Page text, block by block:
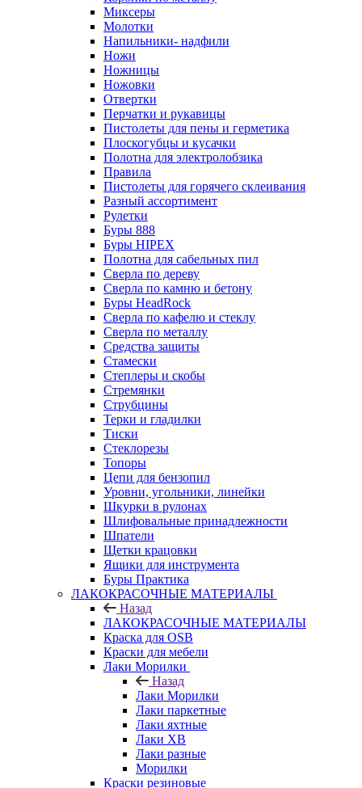
Миксеры
Молотки
Напильники- надфили
Ножи
Ножницы
Ножовки
Отвертки
Перчатки и рукавицы
Пистолеты для пены и герметика
Плоскогубцы и кусачки
Полотна для электролобзика
Правила
Пистолеты для горячего склеивания
Разный ассортимент
Рулетки
Буры 888
Буры HIPEX
Полотна для сабельных пил
Сверла по дереву
Сверла по камню и бетону
Буры HeadRock
Сверла по кафелю и стеклу
Сверла по металлу
Средства защиты
Стамески
Степлеры и скобы
Стремянки
Струбцины
Терки и гладилки
Тиски
Стеклорезы
Топоры
Цепи для бензопил
Уровни, угольники, линейки
Шкурки в рулонах
Шлифовальные принадлежности
Шпатели
Щетки крацовки
Ящики для инструмента
Буры Практика
ЛАКОКРАСОЧНЫЕ МАТЕРИАЛЫ
Назад
ЛАКОКРАСОЧНЫЕ МАТЕРИАЛЫ
Краска для OSB
Краски для мебели
Лаки Морилки
Назад
Лаки Морилки
Лаки паркетные
Лаки яхтные
Лаки ХВ
Лаки разные
Морилки
Краски резиновые